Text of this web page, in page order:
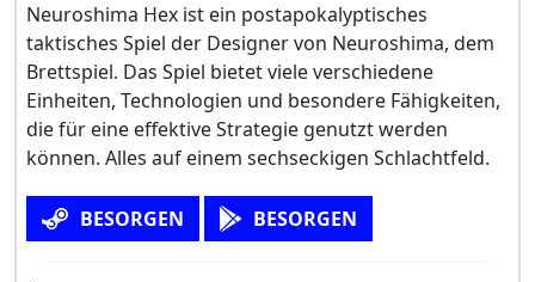
Neuroshima Hex ist ein postapokalyptisches
taktisches Spiel der Designer von Neuroshima, dem
Brettspiel. Das Spiel bietet viele verschiedene
Einheiten, Technologien und besondere Fähigkeiten,
die für eine effektive Strategie genutzt werden
können. Alles auf einem sechseckigen Schlachtfeld.
BESORGEN BESORGEN